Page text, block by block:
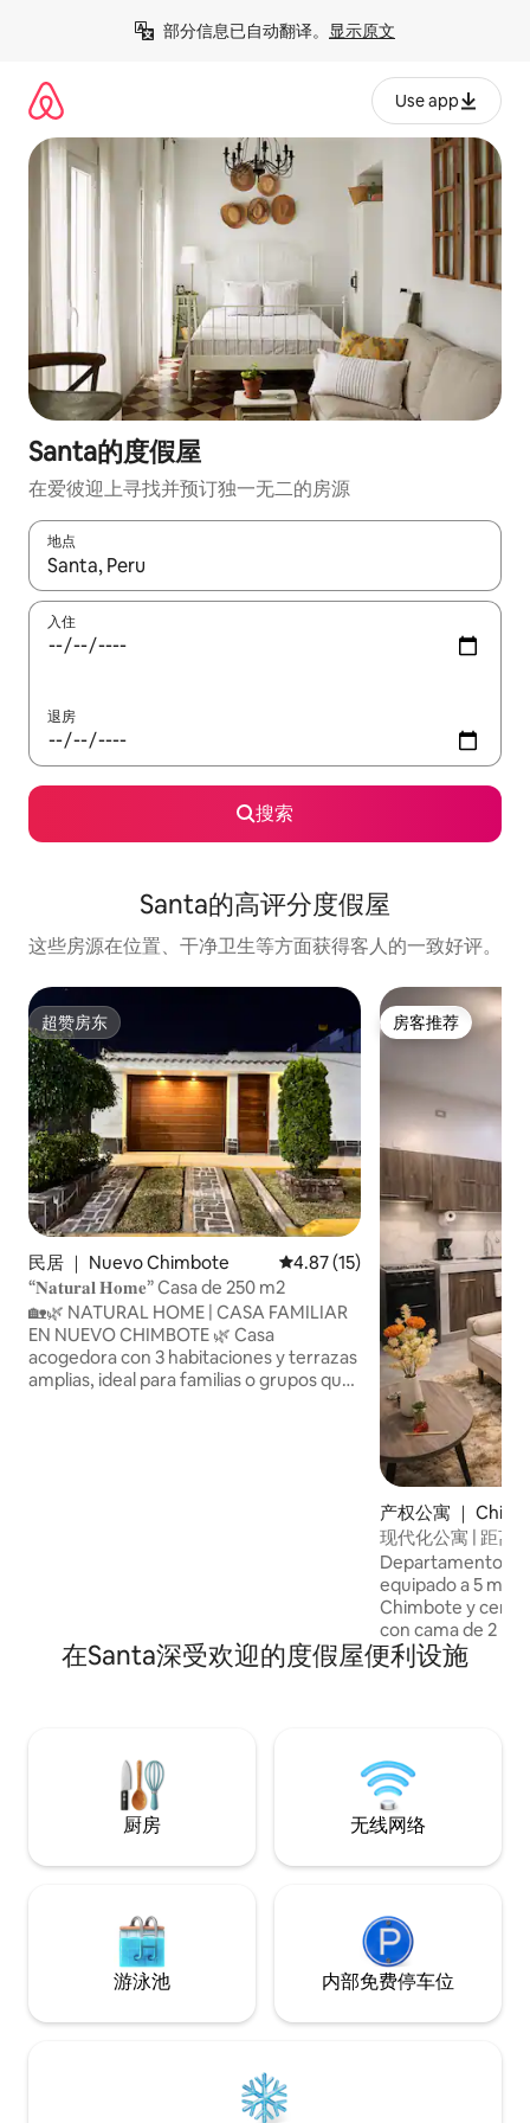
部分信息已自动翻译。 显示原文
Use app
Santa的度假屋
在爱彼迎上寻找并预订独一无二的房源
地点
如有搜索结果，请使用上下方向键查看，或通过点击或滑动手势
入住
退房
搜索
Santa的高评分度假屋
这些房源在位置、干净卫生等方面获得客人的一致好评。
超赞房东
超赞房东
民居 ｜ Nuevo Chimbote 平均评分 4.87 分（满分 5 分）
4.87 (15)
“𝐍𝐚𝐭𝐮𝐫𝐚𝐥 𝐇𝐨𝐦𝐞” Casa de 250 m2
🏡🌿 NATURAL HOME | CASA FAMILIAR
EN NUEVO CHIMBOTE 🌿 Casa
acogedora con 3 habitaciones y terrazas
amplias, ideal para familias o grupos que
房客推荐
房客推荐
产权公寓 ｜
现代化公寓 | 距离
WiFi
Departamento
equipado a 5 min
Chimbote y cerca
con cama de 2
cocina completa,
escritorio, Smart
parejas o viajeros
comodidad y
características
adultos.
在Santa深受欢迎的度假屋便利设施
厨房 无线网络
游泳池 内部免费停车位